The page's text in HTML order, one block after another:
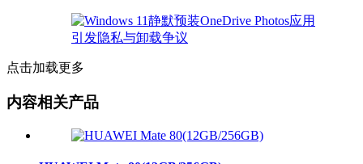
点击加载更多
内容相关产品